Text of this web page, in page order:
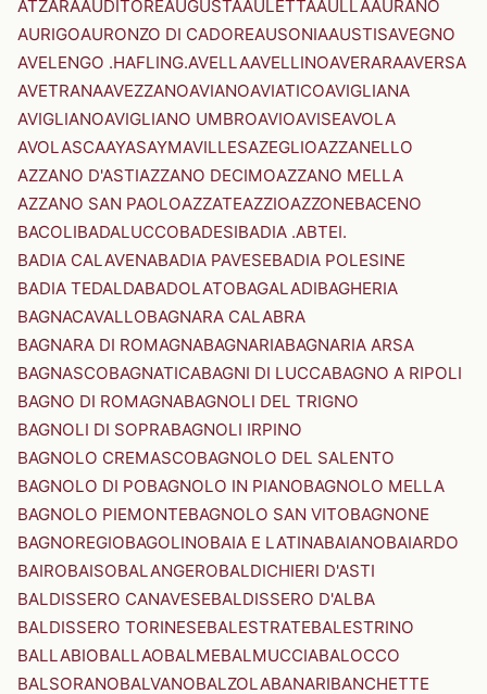
ATZARAAUDITOREAUGUSTAAULETTAAULLAAURANO
AURIGOAURONZO DI CADOREAUSONIAAUSTISAVEGNO
AVELENGO .HAFLING.AVELLAAVELLINOAVERARAAVERSA
AVETRANAAVEZZANOAVIANOAVIATICOAVIGLIANA
AVIGLIANOAVIGLIANO UMBROAVIOAVISEAVOLA
AVOLASCAAYASAYMAVILLESAZEGLIOAZZANELLO
AZZANO D'ASTIAZZANO DECIMOAZZANO MELLA
AZZANO SAN PAOLOAZZATEAZZIOAZZONEBACENO
BACOLIBADALUCCOBADESIBADIA .ABTEI.
BADIA CALAVENABADIA PAVESEBADIA POLESINE
BADIA TEDALDABADOLATOBAGALADIBAGHERIA
BAGNACAVALLOBAGNARA CALABRA
BAGNARA DI ROMAGNABAGNARIABAGNARIA ARSA
BAGNASCOBAGNATICABAGNI DI LUCCABAGNO A RIPOLI
BAGNO DI ROMAGNABAGNOLI DEL TRIGNO
BAGNOLI DI SOPRABAGNOLI IRPINO
BAGNOLO CREMASCOBAGNOLO DEL SALENTO
BAGNOLO DI POBAGNOLO IN PIANOBAGNOLO MELLA
BAGNOLO PIEMONTEBAGNOLO SAN VITOBAGNONE
BAGNOREGIOBAGOLINOBAIA E LATINABAIANOBAIARDO
BAIROBAISOBALANGEROBALDICHIERI D'ASTI
BALDISSERO CANAVESEBALDISSERO D'ALBA
BALDISSERO TORINESEBALESTRATEBALESTRINO
BALLABIOBALLAOBALMEBALMUCCIABALOCCO
BALSORANOBALVANOBALZOLABANARIBANCHETTE